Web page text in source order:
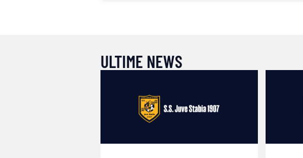
ULTIME NEWS